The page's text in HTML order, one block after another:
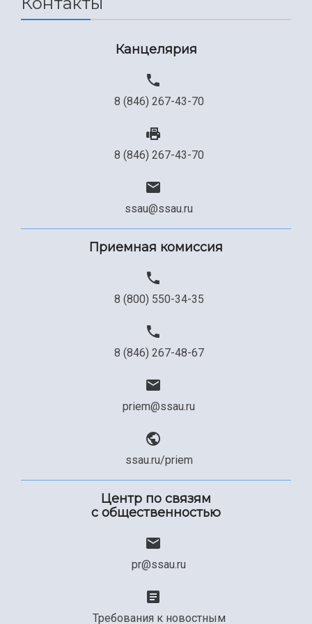
Сведения об образовательной организации
Официальные документы
Канцелярия
8 (846) 267-43-70
8 (846) 267-43-70
ssau@ssau.ru
Приемная комиссия
8 (800) 550-34-35
8 (846) 267-48-67
priem@ssau.ru
ssau.ru/priem
Центр по связям
с общественностью
pr@ssau.ru
Требования к новостным